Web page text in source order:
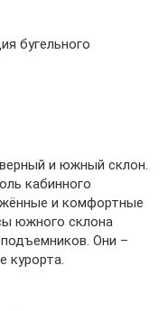
бугельного
и южный склон.
кабинного
и комфортные
южного склона
Они –
курорта.